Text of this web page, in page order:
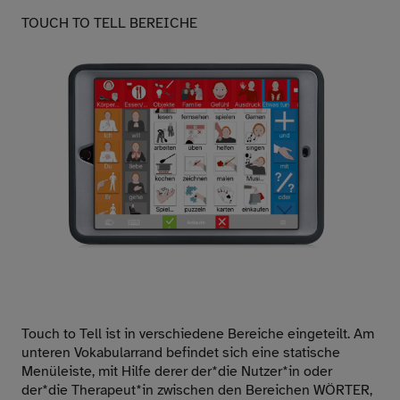
TOUCH TO TELL BEREICHE
Touch to Tell ist in verschiedene Bereiche eingeteilt. Am
unteren Vokabularrand befindet sich eine statische
Menüleiste, mit Hilfe derer der*die Nutzer*in oder
der*die Therapeut*in zwischen den Bereichen WÖRTER,